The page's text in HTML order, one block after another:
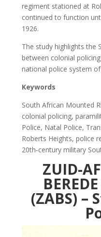
regiment stationed at
continued to function
1926.
The study highlights the
between colonial
national police system
Keywords
South African Mounted
colonial policing,
Police, Natal Police,
Roberts Heights, police
20th‑century military
ZUID-
(ZABS) –